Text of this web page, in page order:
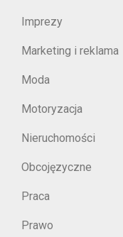
Imprezy
Marketing i reklama
Moda
Motoryzacja
Nieruchomości
Obcojęzyczne
Praca
Prawo